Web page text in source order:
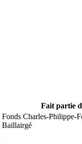
Fait partie
Fonds Charles-Philippe-
Baillairgé